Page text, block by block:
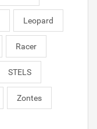
Leopard
Racer
STELS
Zontes